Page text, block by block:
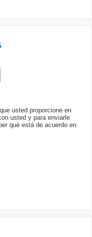
usted proporcione en
usted y para enviarle
qué está de acuerdo en